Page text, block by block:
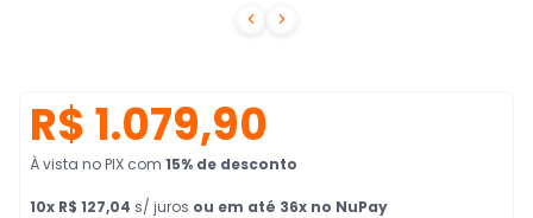
 
R$ 1.079,90
À vista no PIX com 15% de desconto
10x R$ 127,04 s/ juros ou em até 36x no NuPay